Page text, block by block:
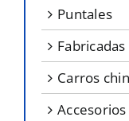
página
de
producto
puntales
carros